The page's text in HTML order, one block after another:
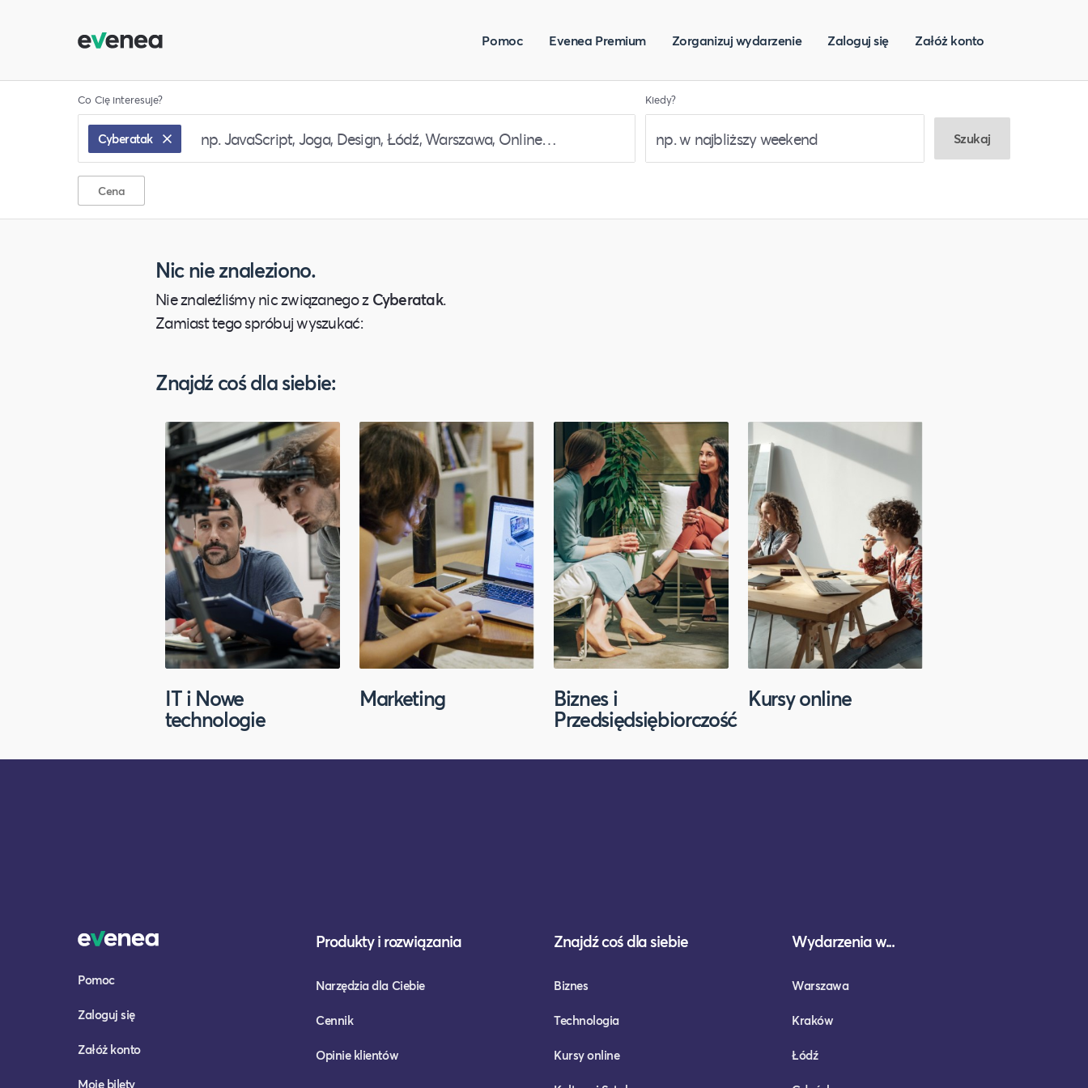
Pomoc Evenea Premium Zorganizuj wydarzenie Zaloguj się Załóż konto
Co Cię interesuje?
Cyberatak
Kiedy?
Szukaj
Cena
Nic nie znaleziono.
Nie znaleźliśmy nic związanego z Cyberatak.
Zamiast tego spróbuj wyszukać:
Znajdź coś dla siebie:
IT i Nowe
technologie
Marketing Biznes i
Przedsiędsiębiorczość
Kursy online
Pomoc
Zaloguj się
Załóż konto
Moje bilety
Produkty i rozwiązania
Narzędzia dla Ciebie
Cennik
Opinie klientów
Znajdź coś dla siebie
Biznes
Technologia
Kursy online
Wydarzenia w...
Warszawa
Kraków
Łódź